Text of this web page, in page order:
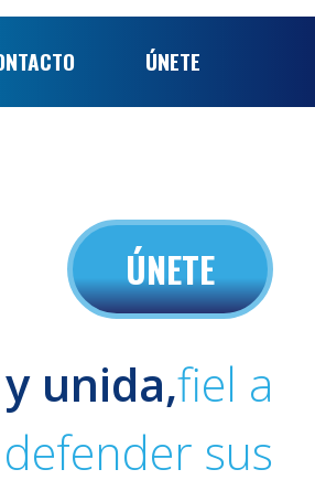
ÚNETE
ÚNETE
unida,fiel a
sus